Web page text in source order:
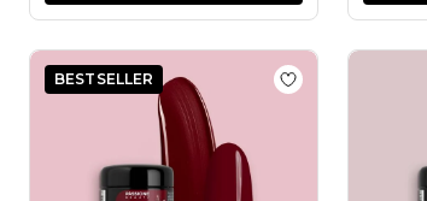
BESTSELLER Ajouter à la liste